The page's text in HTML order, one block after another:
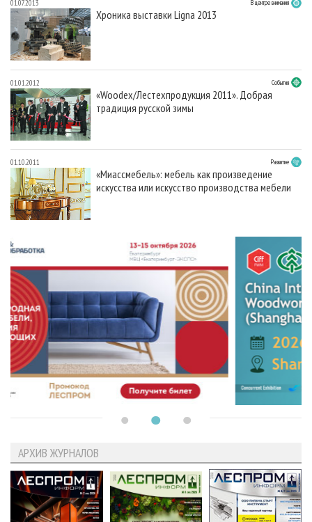
01.07.2013 В центре внимания
Хроника выставки Ligna 2013
01.01.2012 События
«Woodex/Лестехпродукция 2011». Добрая
традиция русской зимы
01.10.2011 Развитие
«Миассмебель»: мебель как произведение
искусства или искусство производства мебели
АРХИВ ЖУРНАЛОВ